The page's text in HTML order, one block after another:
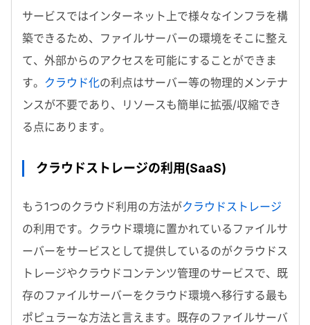
サービスではインターネット上で様々なインフラを構
築できるため、ファイルサーバーの環境をそこに整え
て、外部からのアクセスを可能にすることができま
す。 クラウド化の利点はサーバー等の物理的メンテナ
ンスが不要であり、リソースも簡単に拡張/収縮でき
る点にあります。
クラウドストレージの利用(SaaS)
もう1つのクラウド利用の方法がクラウドストレージ
の利用です。クラウド環境に置かれているファイルサ
ーバーをサービスとして提供しているのがクラウドス
トレージやクラウドコンテンツ管理のサービスで、既
存のファイルサーバーをクラウド環境へ移行する最も
ポピュラーな方法と言えます。既存のファイルサーバ